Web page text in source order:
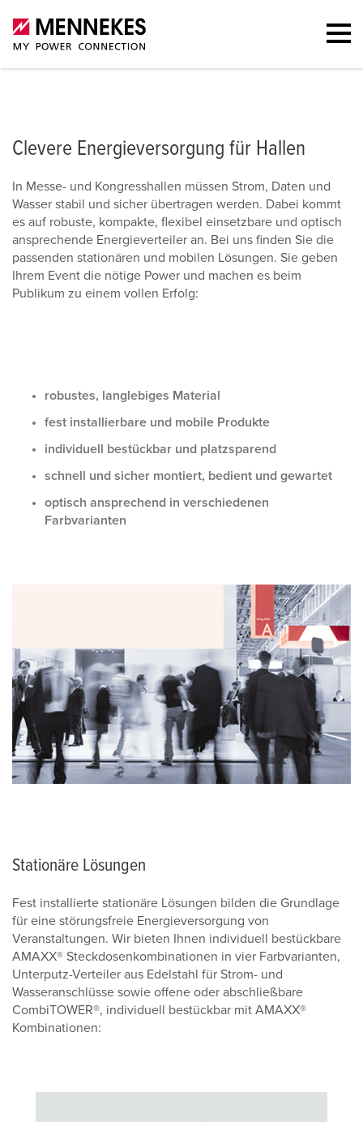
Energieversorgung für Hallen
Clevere Energieversorgung für Hallen
In Messe- und Kongresshallen müssen Strom, Daten und
Wasser stabil und sicher übertragen werden. Dabei kommt
es auf robuste, kompakte, flexibel einsetzbare und optisch
ansprechende Energieverteiler an. Bei uns finden Sie die
passenden stationären und mobilen Lösungen. Sie geben
Ihrem Event die nötige Power und machen es beim
Publikum zu einem vollen Erfolg:
robustes, langlebiges Material
fest installierbare und mobile Produkte
individuell bestückbar und platzsparend
schnell und sicher montiert, bedient und gewartet
optisch ansprechend in verschiedenen
Farbvarianten
Stationäre Lösungen
Fest installierte stationäre Lösungen bilden die Grundlage
für eine störungsfreie Energieversorgung von
Veranstaltungen. Wir bieten Ihnen individuell bestückbare
AMAXX® Steckdosenkombinationen in vier Farbvarianten,
Unterputz-Verteiler aus Edelstahl für Strom- und
Wasseranschlüsse sowie offene oder abschließbare
CombiTOWER®, individuell bestückbar mit AMAXX®
Kombinationen: